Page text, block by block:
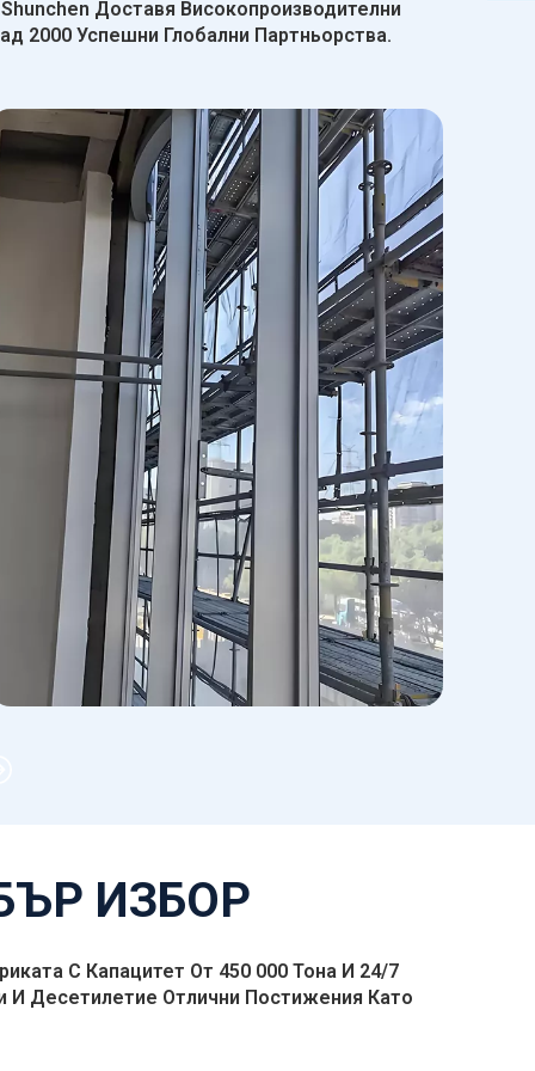
Доставя Високопроизводителни
2000 Успешни Глобални Партньорства.
ИЗБОР
С Капацитет От 450 000 Тона И 24/7
Десетилетие Отлични Постижения Като